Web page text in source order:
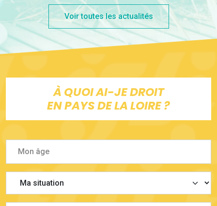
Voir toutes les actualités
À QUOI AI-JE DROIT
EN PAYS DE LA LOIRE ?